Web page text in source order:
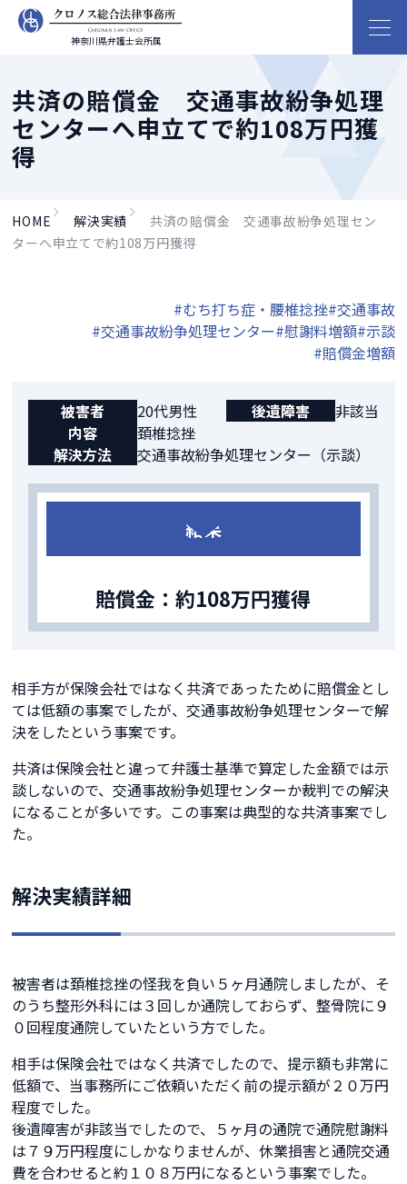
神奈川県弁護士会所属
共済の賠償金 交通事故紛争処理
センターへ申立てで約108万円獲
得
HOME 解決実績
共済の賠償金 交通事故紛争処理セン
ターへ申立てで約108万円獲得
#むち打ち症・腰椎捻挫#交通事故
#交通事故紛争処理センター#慰謝料増額#示談
#賠償金増額
被害者 20代男性 後遺障害
非該当
内容
頚椎捻挫
解決方法
交通事故紛争処理センター（示談）
結果
賠償金：約108万円獲得
相手方が保険会社ではなく共済であったために賠償金とし
ては低額の事案でしたが、交通事故紛争処理センターで解
決をしたという事案です。
共済は保険会社と違って弁護士基準で算定した金額では示
談しないので、交通事故紛争処理センターか裁判での解決
になることが多いです。この事案は典型的な共済事案でし
た。
解決実績詳細
被害者は頚椎捻挫の怪我を負い５ヶ月通院しましたが、そ
のうち整形外科には３回しか通院しておらず、整骨院に９
０回程度通院していたという方でした。
相手は保険会社ではなく共済でしたので、提示額も非常に
低額で、当事務所にご依頼いただく前の提示額が２０万円
程度でした。
後遺障害が非該当でしたので、５ヶ月の通院で通院慰謝料
は７９万円程度にしかなりませんが、休業損害と通院交通
費を合わせると約１０８万円になるという事案でした。